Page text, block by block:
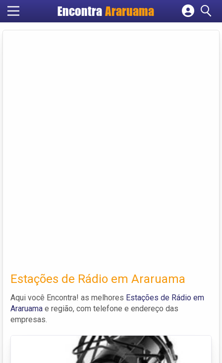
EncontraAraruama
Cadastrar empresa
Estações de Rádio em Araruama
Aqui você Encontra! as melhores Estações de Rádio em
Araruama e região, com telefone e endereço das
empresas.